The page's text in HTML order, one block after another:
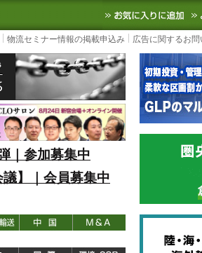
ースサイト
3PL, SCMなど国内外の最新の物流ニ
物流セミナー情報の掲載申込み 広告に関するお
｜参加募集中
】｜会員募集中